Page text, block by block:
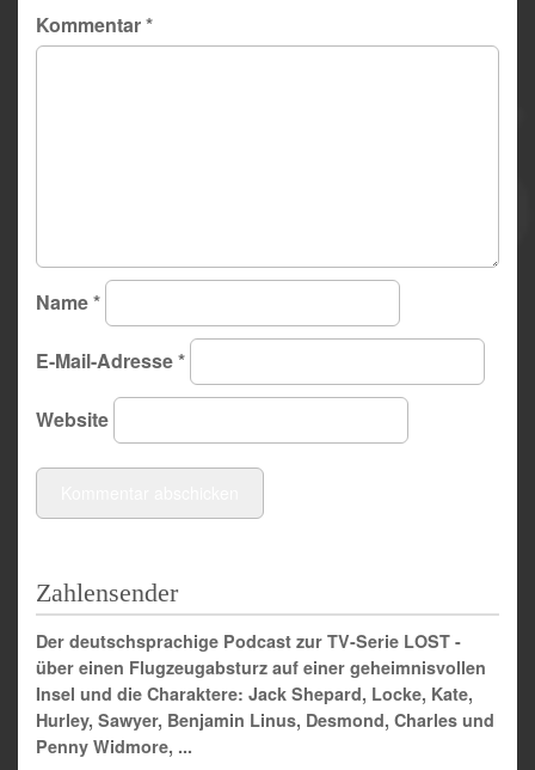
Kommentar*
Name*
E-Mail-Adresse*
Website
Zahlensender
Der deutschsprachige Podcast zur TV-Serie LOST -
über einen Flugzeugabsturz auf einer geheimnisvollen
Insel und die Charaktere: Jack Shepard, Locke, Kate,
Hurley, Sawyer, Benjamin Linus, Desmond, Charles und
Penny Widmore, ...